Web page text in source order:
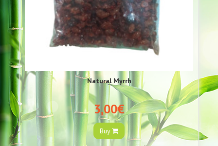
Natural Myrrh
3,00€
Buy